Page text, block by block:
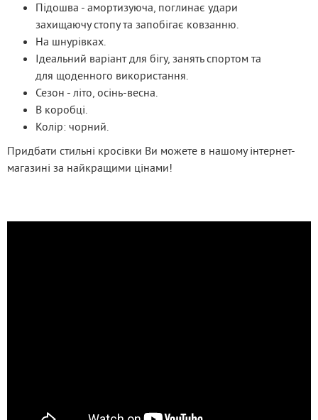
Підошва - амортизуюча, поглинає удари
захищаючу стопу та запобігає ковзанню.
На шнурівках.
Ідеальний варіант для бігу, занять спортом та
для щоденного використання.
Сезон - літо, осінь-весна.
В коробці.
Колір: чорний.
Придбати стильні кросівки Ви можете в нашому інтернет-
магазині за найкращими цінами!